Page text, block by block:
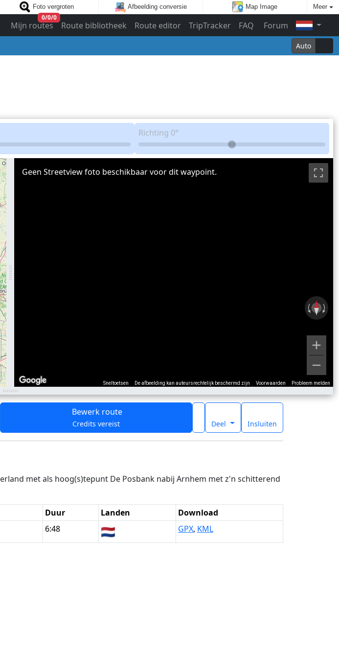
Foto vergroten Afbeelding conversie Map Image Meer
Mijn routes
0/0/0
Route bibliotheek Route editor TripTracker FAQ
Forum
Auto
Richting 0°
Sneltoetsen De afbeelding kan auteursrechtelijk beschermd zijn Voorwaarden Probleem melden
Geen Streetview foto beschikbaar voor dit waypoint.
Bewerk route
Credits vereist Deel Insluiten
met als hoog(s)tepunt De Posbank nabij Arnhem met z'n schitterend
Duur Landen
Download
6:48 🇳🇱 GPX, KML